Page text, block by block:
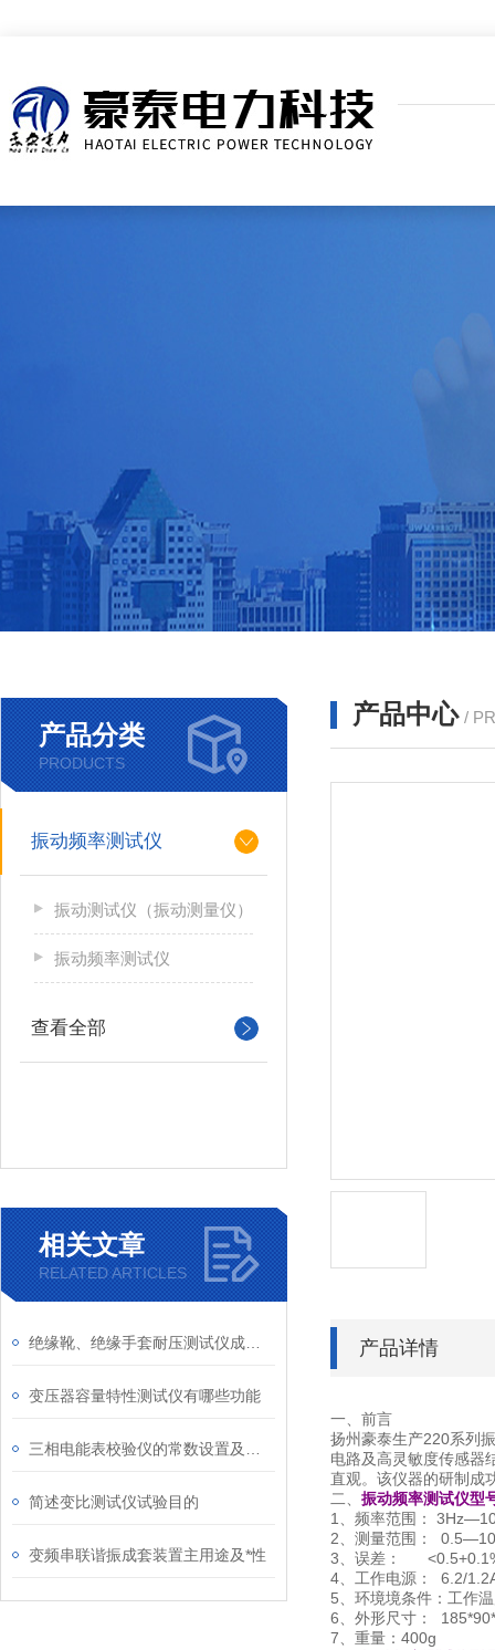
产品分类
PRODUCTS
振动频率测试仪
振动测试仪（振动测量仪）
振动频率测试仪
查看全部
相关文章
RELATED ARTICLES
变压器容量特性测试仪有哪些功能
简述变比测试仪试验目的
变频串联谐振成套装置主用途及*性
产品中心 /
产品详情
一、前言
扬州豪泰生产220系列
电路及高灵敏度传感器
直观。该仪器的研制成
二、 振动频率测试仪型
1、频率范围：
2、测量范围：
3、误差：
4、工作电源： 6.2/
5、环境境条件：工作
6、外形尺寸：
7、重量：400g